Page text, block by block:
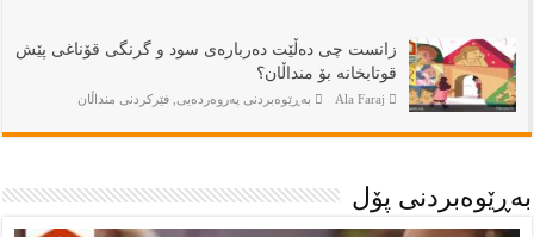
زانست چی دەڵێت دەربارەی سود و گرنگی قۆناغی پێش
قوتابخانە بۆ منداڵان؟
Ala Faraj بەڕێوەبردنى پەروەردەيى ,فێركردنى منداڵان
بەڕێوەبردنى پۆل